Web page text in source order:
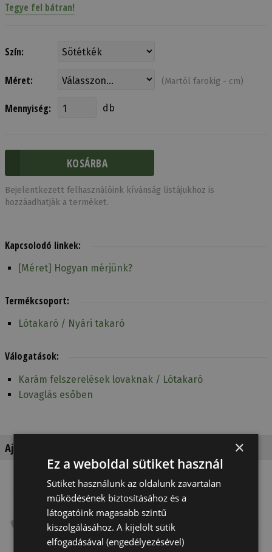
Tegye fel bátran!
Szín:
Méret: (Martól farokig - cm)
Mennyiség: db
Bejelentkezett felhasználóink kívánság listájukhoz is
hozzáadhatják a terméket.
Kapcsolodó linkek:
[Méret] Hogyan mérjünk?
Termékcsoport:
Lótakaró / Nyári takaró
Válogatások:
Karám felszerelések lovaknak / Lótakaró
Lovaglás esőben
Ajánlott termékek ×
Ez a weboldal sütiket használ
Sütiket használunk az oldalunk zavartalan
működésének biztosításához és a
látogatóink magasabb szintű
kiszolgálásához. A kijelölt sütik
elfogadásával (engedélyezésével)